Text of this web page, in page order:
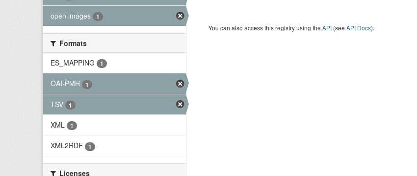
open images 1
Formats
ES_MAPPING
1
OAI-PMH 1
TSV 1
XML 1
XML2RDF 1
Licenses
You can also access this registry using the API (see API Docs).